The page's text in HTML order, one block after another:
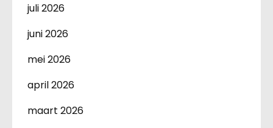
juli 2026
juni 2026
mei 2026
april 2026
maart 2026